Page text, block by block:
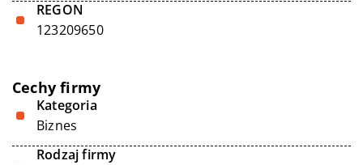
REGON
123209650
Cechy firmy
Kategoria
Biznes
Rodzaj firmy